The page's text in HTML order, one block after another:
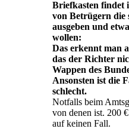
Briefkasten findet
von Betrügern die
ausgeben und
wollen:
Das erkennt man
das der Richter
Wappen des
Ansonsten ist die
schlecht.
Notfalls beim
von denen ist. 200
auf keinen Fall.